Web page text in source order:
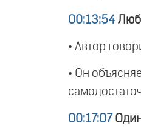
00:13:54
• Автор
• Он
00:17:07